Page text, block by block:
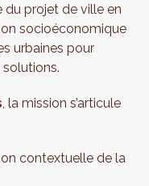
du projet de ville en
socioéconomique
urbaines pour
, la mission s’articule
contextuelle de la